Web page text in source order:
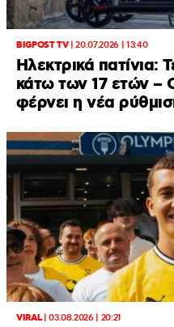
BIGPOST TV|20.07.2026 | 13:40
Ηλεκτρικά πατίνια:
κάτω των 17 ετών –
φέρνει η νέα
VIRAL|03.08.2026 | 20:21